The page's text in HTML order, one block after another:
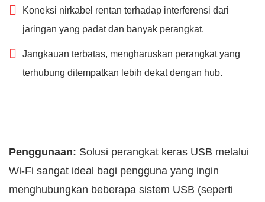
Koneksi nirkabel rentan terhadap interferensi dari
jaringan yang padat dan banyak perangkat.
Jangkauan terbatas, mengharuskan perangkat yang
terhubung ditempatkan lebih dekat dengan hub.
Penggunaan: Solusi perangkat keras USB melalui
Wi-Fi sangat ideal bagi pengguna yang ingin
menghubungkan beberapa sistem USB (seperti